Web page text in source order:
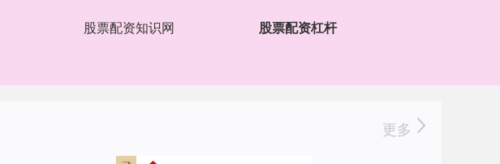
股票配资知识网 股票配资杠杆
更多